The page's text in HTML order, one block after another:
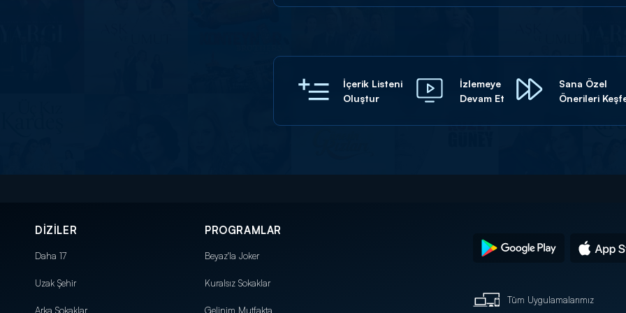
İçerik Listeni
Oluştur
İzlemeye
Devam Et
Sana Özel
Önerileri
DİZİLER
Daha 17
Uzak Şehir
Arka Sokaklar
PROGRAMLAR
Beyaz'la Joker
Kuralsız Sokaklar
Gelinim Mutfakta
Tüm Uygulamalarımız